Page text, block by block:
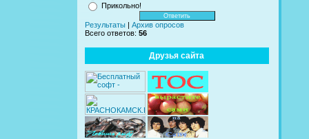
Прикольно!
Результаты
Архив опросов
Всего ответов: 56
Друзья сайта